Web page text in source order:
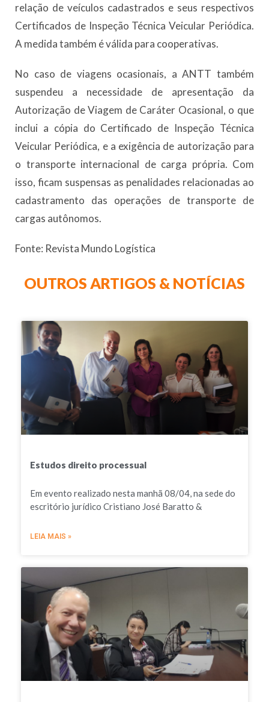
relação de veículos cadastrados e seus respectivos
Certificados de Inspeção Técnica Veicular Periódica.
A medida também é válida para cooperativas.
No caso de viagens ocasionais, a ANTT também
suspendeu a necessidade de apresentação da
Autorização de Viagem de Caráter Ocasional, o que
inclui a cópia do Certificado de Inspeção Técnica
Veicular Periódica, e a exigência de autorização para
o transporte internacional de carga própria. Com
isso, ficam suspensas as penalidades relacionadas ao
cadastramento das operações de transporte de
cargas autônomos.
Fonte: Revista Mundo Logística
OUTROS ARTIGOS & NOTÍCIAS
Estudos direito processual
Em evento realizado nesta manhã 08/04, na sede do
escritório jurídico Cristiano José Baratto &
LEIA MAIS »